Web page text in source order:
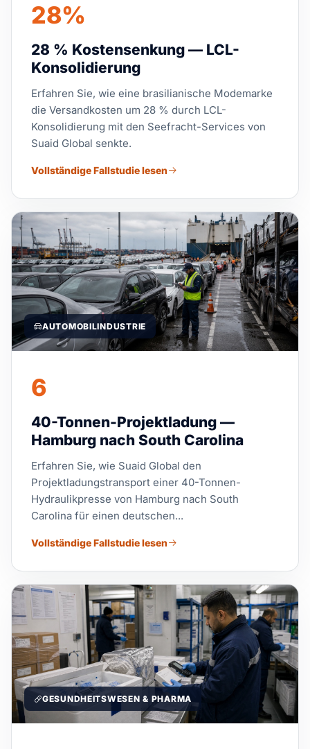
28%
28 % Kostensenkung — LCL-
Konsolidierung
Erfahren Sie, wie eine brasilianische Modemarke
die Versandkosten um 28 % durch LCL-
Konsolidierung mit den Seefracht-Services von
Suaid Global senkte.
Vollständige Fallstudie lesen
AUTOMOBILINDUSTRIE
6
40-Tonnen-Projektladung —
Hamburg nach South Carolina
Erfahren Sie, wie Suaid Global den
Projektladungstransport einer 40-Tonnen-
Hydraulikpresse von Hamburg nach South
Carolina für einen deutschen...
Vollständige Fallstudie lesen
GESUNDHEITSWESEN & PHARMA